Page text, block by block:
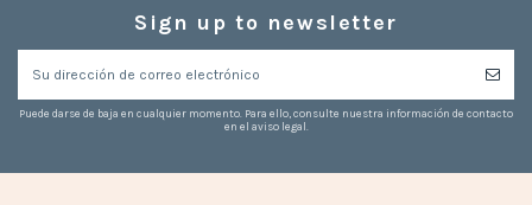
Sign up to newsletter
Puede darse de baja en cualquier momento. Para ello, consulte nuestra información de contacto
en el aviso legal.